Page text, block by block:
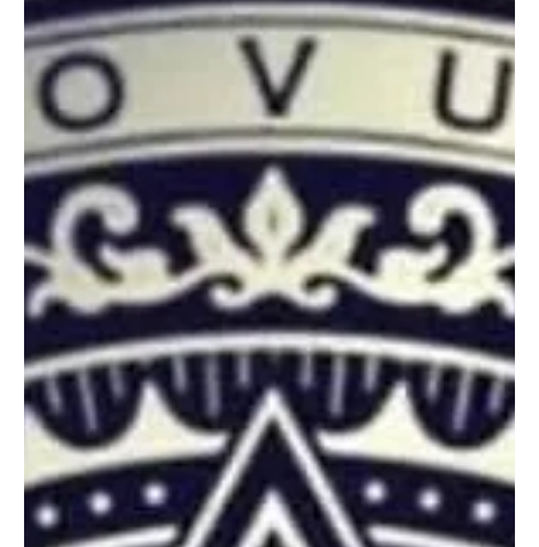
Edgar Morin é reconhecido pelo seu contributo excepcional ao
pensamento contemporâneo.